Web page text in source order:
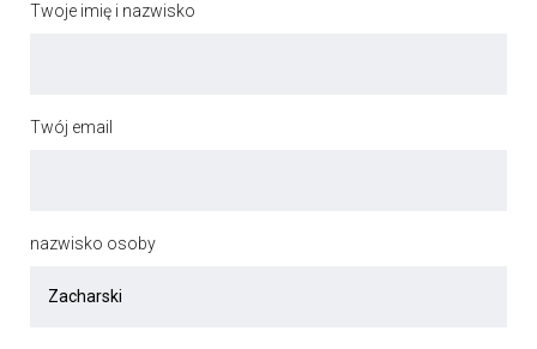
Twoje imię i nazwisko
Twój email
nazwisko osoby